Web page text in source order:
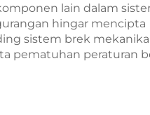
lain dalam
hingar mencipta
sistem brek
pematuhan peraturan